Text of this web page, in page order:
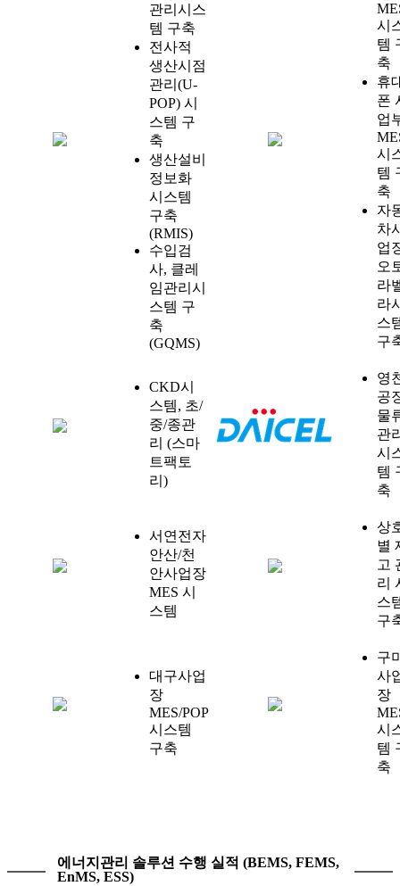
관리시스
템 구축
전사적
생산시점
관리(U-
POP) 시
스템 구
축
생산설비
정보화
시스템
구축
(RMIS)
수입검
사, 클레
임관리시
스템 구
축
(GQMS)
시
템
축
휴
폰
업
시
템
축
자
차
업
오
라
라
스
구
CKD시
스템, 초/
중/종관
리 (스마
트팩토
리)
영
공
물
관
시
템
축
서연전자
안산/천
안사업장
MES 시
스템
상
별
고
리
스
구
대구사업
장
MES/POP
시스템
구축
구
사
장
시
템
축
에너지관리 솔루션 수행 실적 (BEMS, FEMS,
EnMS, ESS)